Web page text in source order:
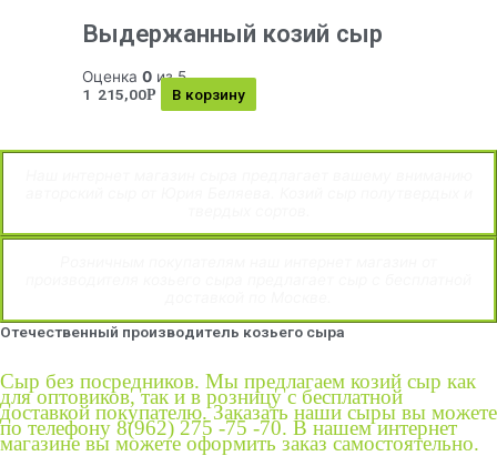
Выдержанный козий сыр
Оценка 0из 5
1 215,00Р В корзину
Отечественный производитель козьего сыра
Сыр без посредников. Мы предлагаем козий сыр как
для оптовиков, так и в розницу с бесплатной
доставкой покупателю. Заказать наши сыры вы можете
по телефону 8(962) 275 -75 -70. В нашем интернет
магазине вы можете оформить заказ самостоятельно.